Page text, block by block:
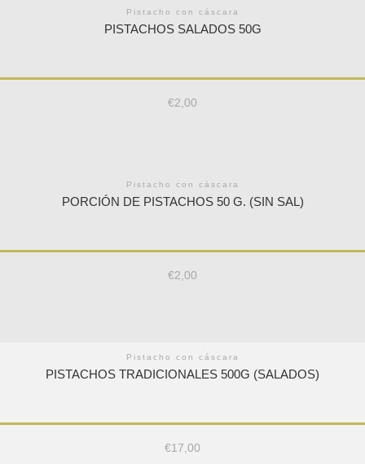
Pistacho con cáscara
PISTACHOS SALADOS 50G
€2,00
Pistacho con cáscara
PORCIÓN DE PISTACHOS 50 G. (SIN SAL)
€2,00
Pistacho con cáscara
PISTACHOS TRADICIONALES 500G (SALADOS)
€17,00